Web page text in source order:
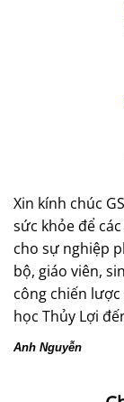
Xin kính chúc
sức khỏe để
cho sự nghiệp
bộ, giáo viên,
công chiến
học Thủy Lợi
Anh Nguyễn